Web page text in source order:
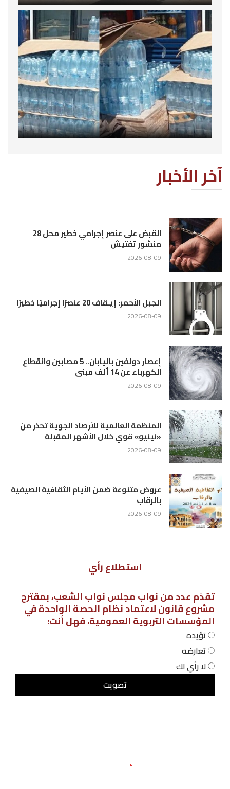
آخر الأخبار
القبض على عنصر إجرامي خطير محل 28
منشور تفتيش
2026-08-09
الجبل الأحمر: إيـقاف 20 عنصرًا إجراميًا خطيرًا
2026-08-09
إعصار دولفين باليابان.. 5 مصابين وانقطاع
الكهرباء عن 14 ألف مبنى
2026-08-09
المنظمة العالمية للأرصاد الجوية تحذر من
«نينيو» قوي خلال الأشهر المقبلة
2026-08-09
عروض متنوعة ضمن الأيام الثقافية الصيفية
بالرقاب
2026-08-09
استطلاع رأي
تقدّم عدد من نواب مجلس نواب الشعب، بمقترح
مشروع قانون لاعتماد نظام الحصة الواحدة في
المؤسسات التربوية العمومية، فهل أنت:
تؤيده
تعارضه
لا رأي لك